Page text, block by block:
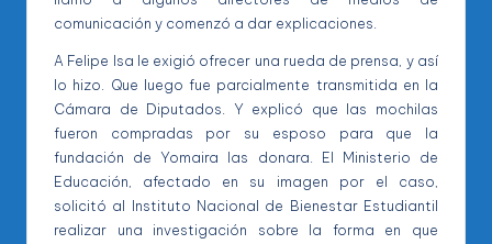
comunicación y comenzó a dar explicaciones.
A Felipe Isa le exigió ofrecer una rueda de prensa, y así
lo hizo. Que luego fue parcialmente transmitida en la
Cámara de Diputados. Y explicó que las mochilas
fueron compradas por su esposo para que la
fundación de Yomaira las donara. El Ministerio de
Educación, afectado en su imagen por el caso,
solicitó al Instituto Nacional de Bienestar Estudiantil
realizar una investigación sobre la forma en que